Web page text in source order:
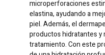
microperforaciones
elastina, ayudando a
piel. Además, el
productos hidratantes y
tratamiento. Con este